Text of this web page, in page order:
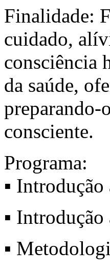
Finalidade:
cuidado,
consciência
da saúde,
preparando-
consciente.
Programa:
▪ Introdução
▪
▪